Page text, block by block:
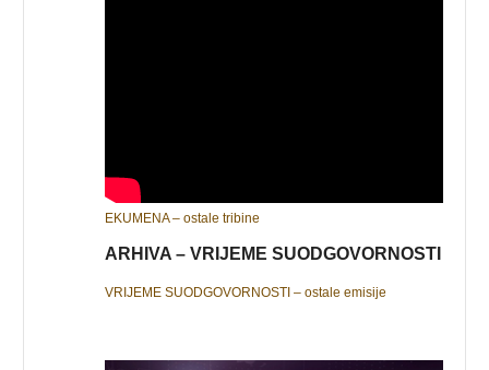
EKUMENA – ostale tribine
ARHIVA – VRIJEME SUODGOVORNOSTI
VRIJEME SUODGOVORNOSTI – ostale emisije